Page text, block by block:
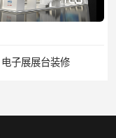
电子展展台装修